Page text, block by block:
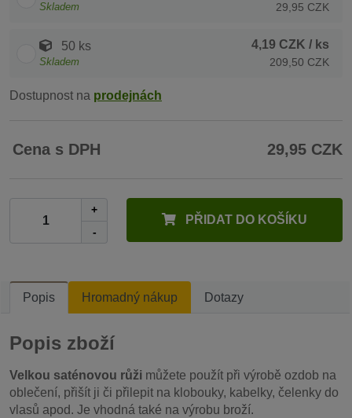
Skladem 29,95 CZK
50 ks
Skladem
4,19 CZK / ks
209,50 CZK
Dostupnost na prodejnách
Cena s DPH 29,95 CZK
+
-
PŘIDAT DO KOŠÍKU
Popis Hromadný nákup Dotazy
Popis zboží
Velkou saténovou růži můžete použít při výrobě ozdob na
oblečení, přišít ji či přilepit na klobouky, kabelky, čelenky do
vlasů apod. Je vhodná také na výrobu broží.